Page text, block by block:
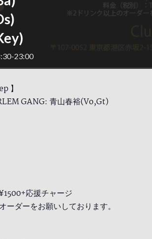
-23:00
】
GANG: 青山春裕(Vo,Gt)
応援チャージ
ダーをお願いしております。